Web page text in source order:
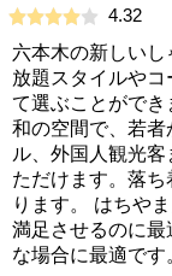
4.32
六本木の新しい
放題スタイルや
て選ぶことがで
和の空間で、若
ル、外国人観光
ただけます。落
ります。 はちや
満足させるのに最
な場合に最適です